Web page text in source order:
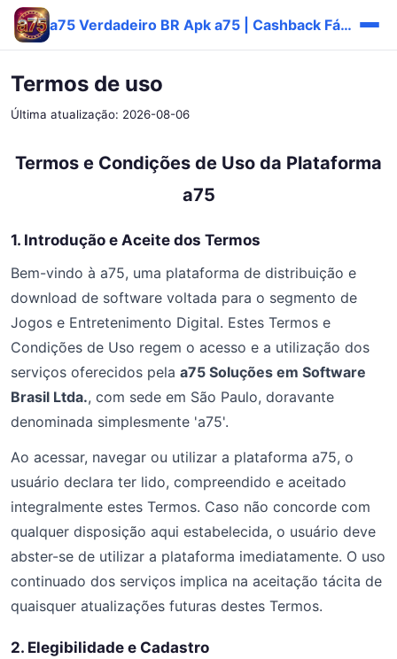
a75 Verdadeiro BR Apk a75 | Cashback Fácil ✅
Termos de uso
Última atualização: 2026-08-06
Termos e Condições de Uso da Plataforma
a75
1. Introdução e Aceite dos Termos
Bem-vindo à a75, uma plataforma de distribuição e
download de software voltada para o segmento de
Jogos e Entretenimento Digital. Estes Termos e
Condições de Uso regem o acesso e a utilização dos
serviços oferecidos pela a75 Soluções em Software
Brasil Ltda., com sede em São Paulo, doravante
denominada simplesmente 'a75'.
Ao acessar, navegar ou utilizar a plataforma a75, o
usuário declara ter lido, compreendido e aceitado
integralmente estes Termos. Caso não concorde com
qualquer disposição aqui estabelecida, o usuário deve
abster-se de utilizar a plataforma imediatamente. O uso
continuado dos serviços implica na aceitação tácita de
quaisquer atualizações futuras destes Termos.
2. Elegibilidade e Cadastro